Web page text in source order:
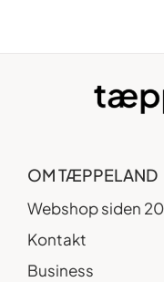
OM TÆPPELAND
Webshop siden
Kontakt
Business